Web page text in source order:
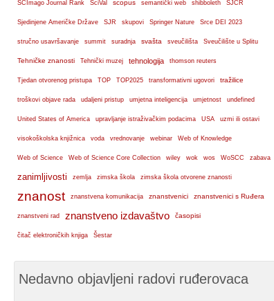
SCImago Journal Rank SciVal scopus semantički web shibboleth SJCR
Sjedinjene Američke Države SJR skupovi Springer Nature Srce DEI 2023
stručno usavršavanje summit suradnja svašta sveučilišta Sveučilište u Splitu
Tehničke znanosti Tehnički muzej tehnologija thomson reuters
Tjedan otvorenog pristupa TOP TOP2025 transformativni ugovori tražilice
troškovi objave rada udaljeni pristup umjetna inteligencija umjetnost undefined
United States of America upravljanje istraživačkim podacima USA uzmi ili ostavi
visokoškolska knjižnica voda vrednovanje webinar Web of Knowledge
Web of Science Web of Science Core Collection wiley wok wos WoSCC zabava
zanimljivosti zemlja zimska škola zimska škola otvorene znanosti
znanost znanstvena komunikacija znanstvenici znanstvenici s Ruđera
znanstveni rad znanstveno izdavaštvo časopisi
čitač elektroničkih knjiga Šestar
Nedavno objavljeni radovi ruđerovaca